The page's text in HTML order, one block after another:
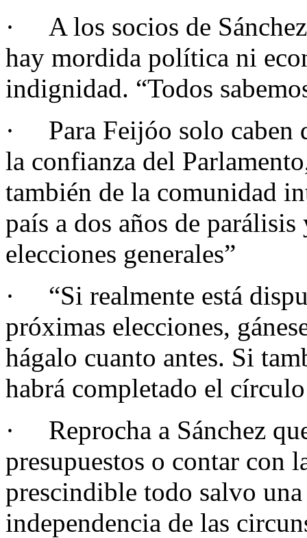
· A los socios de
hay mordida política ni
indignidad. “Todos
· Para Feijóo solo caben
la confianza del
también de la comunidad
país a dos años de
elecciones generales”
· “Si realmente está
próximas elecciones,
hágalo cuanto antes. Si
habrá completado el
· Reprocha a Sánchez
presupuestos o contar con
prescindible todo salvo
independencia de las